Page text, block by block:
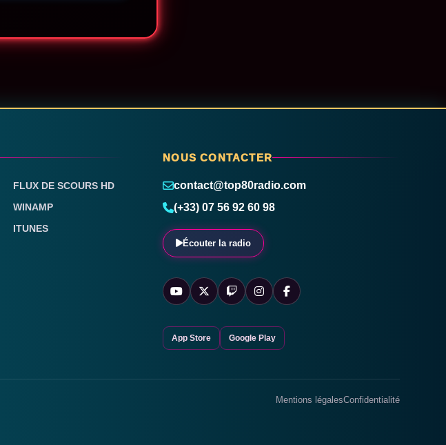
FLUX DE SCOURS HD
WINAMP
ITUNES
NOUS CONTACTER
contact@top80radio.com
(+33) 07 56 92 60 98
Écouter la radio
App Store Google Play
Mentions légalesConfidentialité